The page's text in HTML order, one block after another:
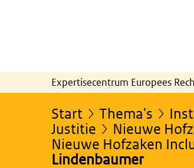
Expertisecentrum Europees
Start Thema's
Justitie
Nieuwe
Nieuwe Hofzaken
Lindenbaumer